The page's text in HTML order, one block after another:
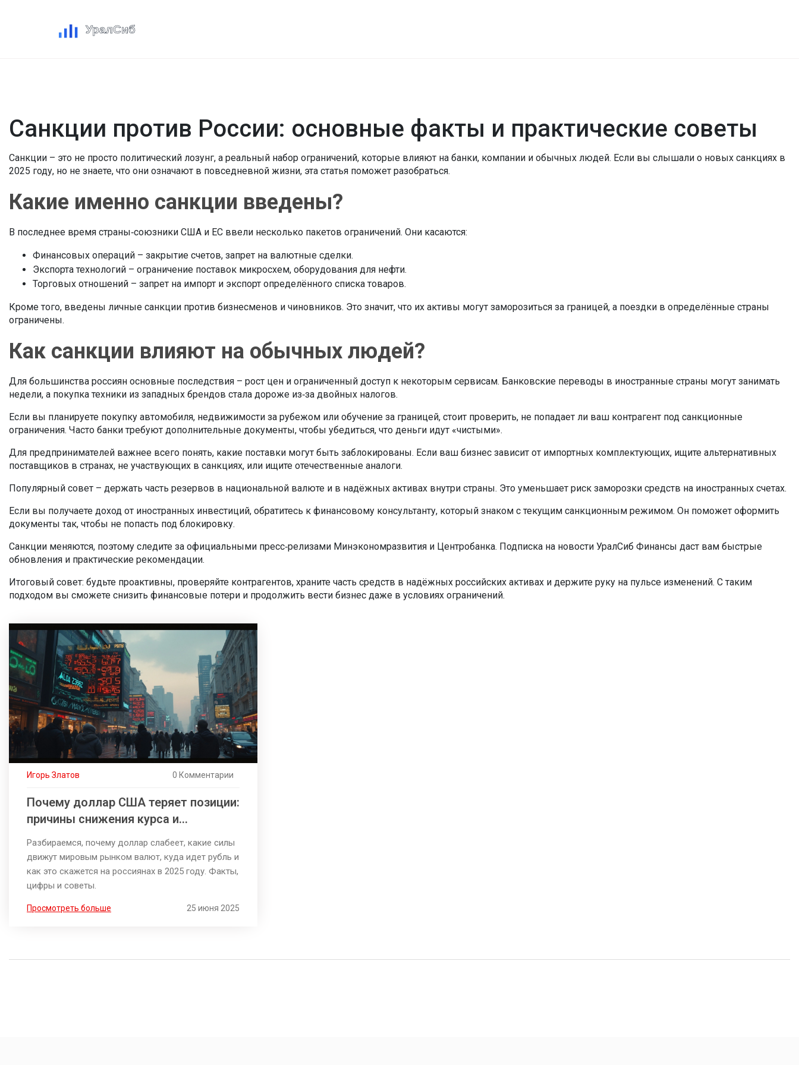
Санкции против России: основные факты и практические советы
Санкции – это не просто политический лозунг, а реальный набор ограничений, которые влияют на банки, компании и обычных людей. Если вы слышали о новых санкциях в
2025 году, но не знаете, что они означают в повседневной жизни, эта статья поможет разобраться.
Какие именно санкции введены?
В последнее время страны‑союзники США и ЕС ввели несколько пакетов ограничений. Они касаются:
Финансовых операций – закрытие счетов, запрет на валютные сделки.
Экспорта технологий – ограничение поставок микросхем, оборудования для нефти.
Торговых отношений – запрет на импорт и экспорт определённого списка товаров.
Кроме того, введены личные санкции против бизнесменов и чиновников. Это значит, что их активы могут заморозиться за границей, а поездки в определённые страны
ограничены.
Как санкции влияют на обычных людей?
Для большинства россиян основные последствия – рост цен и ограниченный доступ к некоторым сервисам. Банковские переводы в иностранные страны могут занимать
недели, а покупка техники из западных брендов стала дороже из‑за двойных налогов.
Если вы планируете покупку автомобиля, недвижимости за рубежом или обучение за границей, стоит проверить, не попадает ли ваш контрагент под санкционные
ограничения. Часто банки требуют дополнительные документы, чтобы убедиться, что деньги идут «чистыми».
Для предпринимателей важнее всего понять, какие поставки могут быть заблокированы. Если ваш бизнес зависит от импортных комплектующих, ищите альтернативных
поставщиков в странах, не участвующих в санкциях, или ищите отечественные аналоги.
Популярный совет – держать часть резервов в национальной валюте и в надёжных активах внутри страны. Это уменьшает риск заморозки средств на иностранных счетах.
Если вы получаете доход от иностранных инвестиций, обратитесь к финансовому консультанту, который знаком с текущим санкционным режимом. Он поможет оформить
документы так, чтобы не попасть под блокировку.
Санкции меняются, поэтому следите за официальными пресс‑релизами Минэкономразвития и Центробанка. Подписка на новости УралСиб Финансы даст вам быстрые
обновления и практические рекомендации.
Итоговый совет: будьте проактивны, проверяйте контрагентов, храните часть средств в надёжных российских активах и держите руку на пульсе изменений. С таким
подходом вы сможете снизить финансовые потери и продолжить вести бизнес даже в условиях ограничений.
Игорь Златов 0 Комментарии
Почему доллар США теряет позиции:
причины снижения курса и
последствия для россиян
Разбираемся, почему доллар слабеет, какие силы
движут мировым рынком валют, куда идет рубль и
как это скажется на россиянах в 2025 году. Факты,
цифры и советы.
Просмотреть больше 25 июня 2025